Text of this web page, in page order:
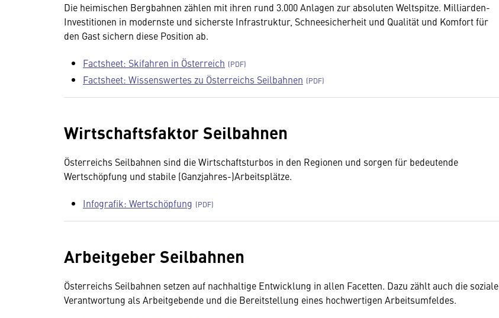
Die heimischen Bergbahnen zählen mit ihren rund 3.000 Anlagen zur absoluten Weltspitze. Milliarden-
Investitionen in modernste und sicherste Infrastruktur, Schneesicherheit und Qualität und Komfort für
den Gast sichern diese Position ab.
Factsheet: Skifahren in Österreich
Factsheet: Wissenswertes zu Österreichs Seilbahnen
Wirtschaftsfaktor Seilbahnen
Österreichs Seilbahnen sind die Wirtschaftsturbos in den Regionen und sorgen für bedeutende
Wertschöpfung und stabile (Ganzjahres-)Arbeitsplätze.
Infografik: Wertschöpfung
Arbeitgeber Seilbahnen
Österreichs Seilbahnen setzen auf nachhaltige Entwicklung in allen Facetten. Dazu zählt auch die soziale
Verantwortung als Arbeitgebende und die Bereitstellung eines hochwertigen Arbeitsumfeldes.